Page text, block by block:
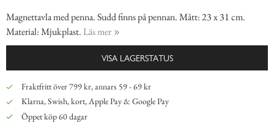
Magnettavla med penna. Sudd finns på pennan. Mått: 23 x 31 cm.
Material: Mjukplast. Läs mer
VISA LAGERSTATUS
Fraktfritt över 799 kr, annars 59 - 69 kr
Klarna, Swish, kort, Apple Pay & Google Pay
Öppet köp 60 dagar